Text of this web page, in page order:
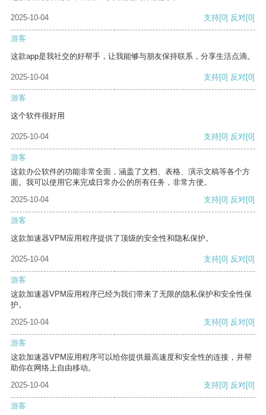
2025-10-04 支持[0] 反对[0]
游客
这款app是我社交的好帮手，让我能够与朋友保持联系，分享生活点滴。
2025-10-04 支持[0] 反对[0]
游客
这个软件很好用
2025-10-04 支持[0] 反对[0]
游客
这款办公软件的功能非常全面，涵盖了文档、表格、演示文稿等各个方
面。我可以使用它来完成日常办公的所有任务，非常方便。
2025-10-04
支持[0] 反对[0]
游客
这款加速器VPM应用程序提供了顶级的安全性和隐私保护。
2025-10-04 支持[0] 反对[0]
游客
这款加速器VPM应用程序已经为我们带来了无限的隐私保护和安全性保
护。
2025-10-04
支持[0] 反对[0]
游客
这款加速器VPM应用程序可以给你提供最高速度和安全性的连接，并帮
助你在网络上自由移动。
2025-10-04
支持[0] 反对[0]
游客